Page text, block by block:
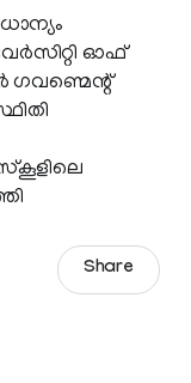
ഓഫ്
ഗവണ്മെന്റ്
Share